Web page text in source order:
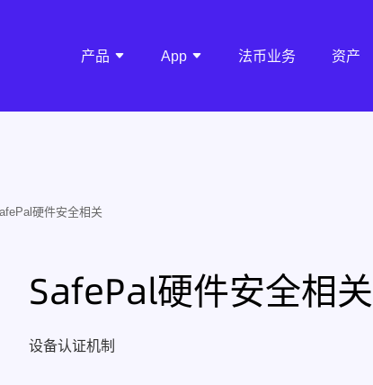
产品 App 法币业务 资产
硬件安全相关
SafePal硬件安全相关
设备认证机制